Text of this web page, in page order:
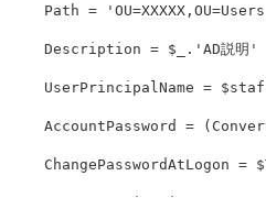
Path =
Description = $_ . 'AD説明'
UserPrincipalName =
AccountPassword = (
ChangePasswordAtLogon =